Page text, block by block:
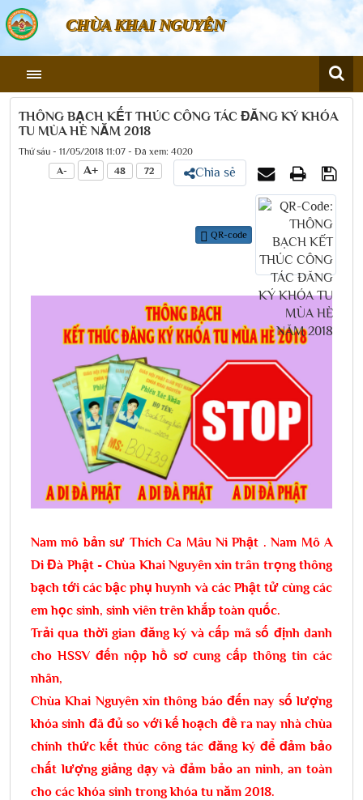
CHÙA KHAI NGUYÊN
THÔNG BẠCH KẾT THÚC CÔNG TÁC ĐĂNG KÝ KHÓA
TU MÙA HÈ NĂM 2018
Thứ sáu - 11/05/2018 11:07 - Đã xem: 4020
A-
A+ 48 72 Chia sẻ
QR-code
Nam mô bản sư Thích Ca Mâu Ni Phật . Nam Mô A
Di Đà Phật - Chùa Khai Nguyên xin trân trọng thông
bạch tới các bậc phụ huynh và các Phật tử cùng các
em học sinh, sinh viên trên khắp toàn quốc.
Trải qua thời gian đăng ký và cấp mã số định danh
cho HSSV đến nộp hồ sơ cung cấp thông tin các
nhân,
Chùa Khai Nguyên xin thông báo đến nay số lượng
khóa sinh đã đủ so với kế hoạch đề ra nay nhà chùa
chính thức kết thúc công tác đăng ký để đảm bảo
chất lượng giảng dạy và đảm bảo an ninh, an toàn
cho các khóa sinh trong khóa tu năm 2018.